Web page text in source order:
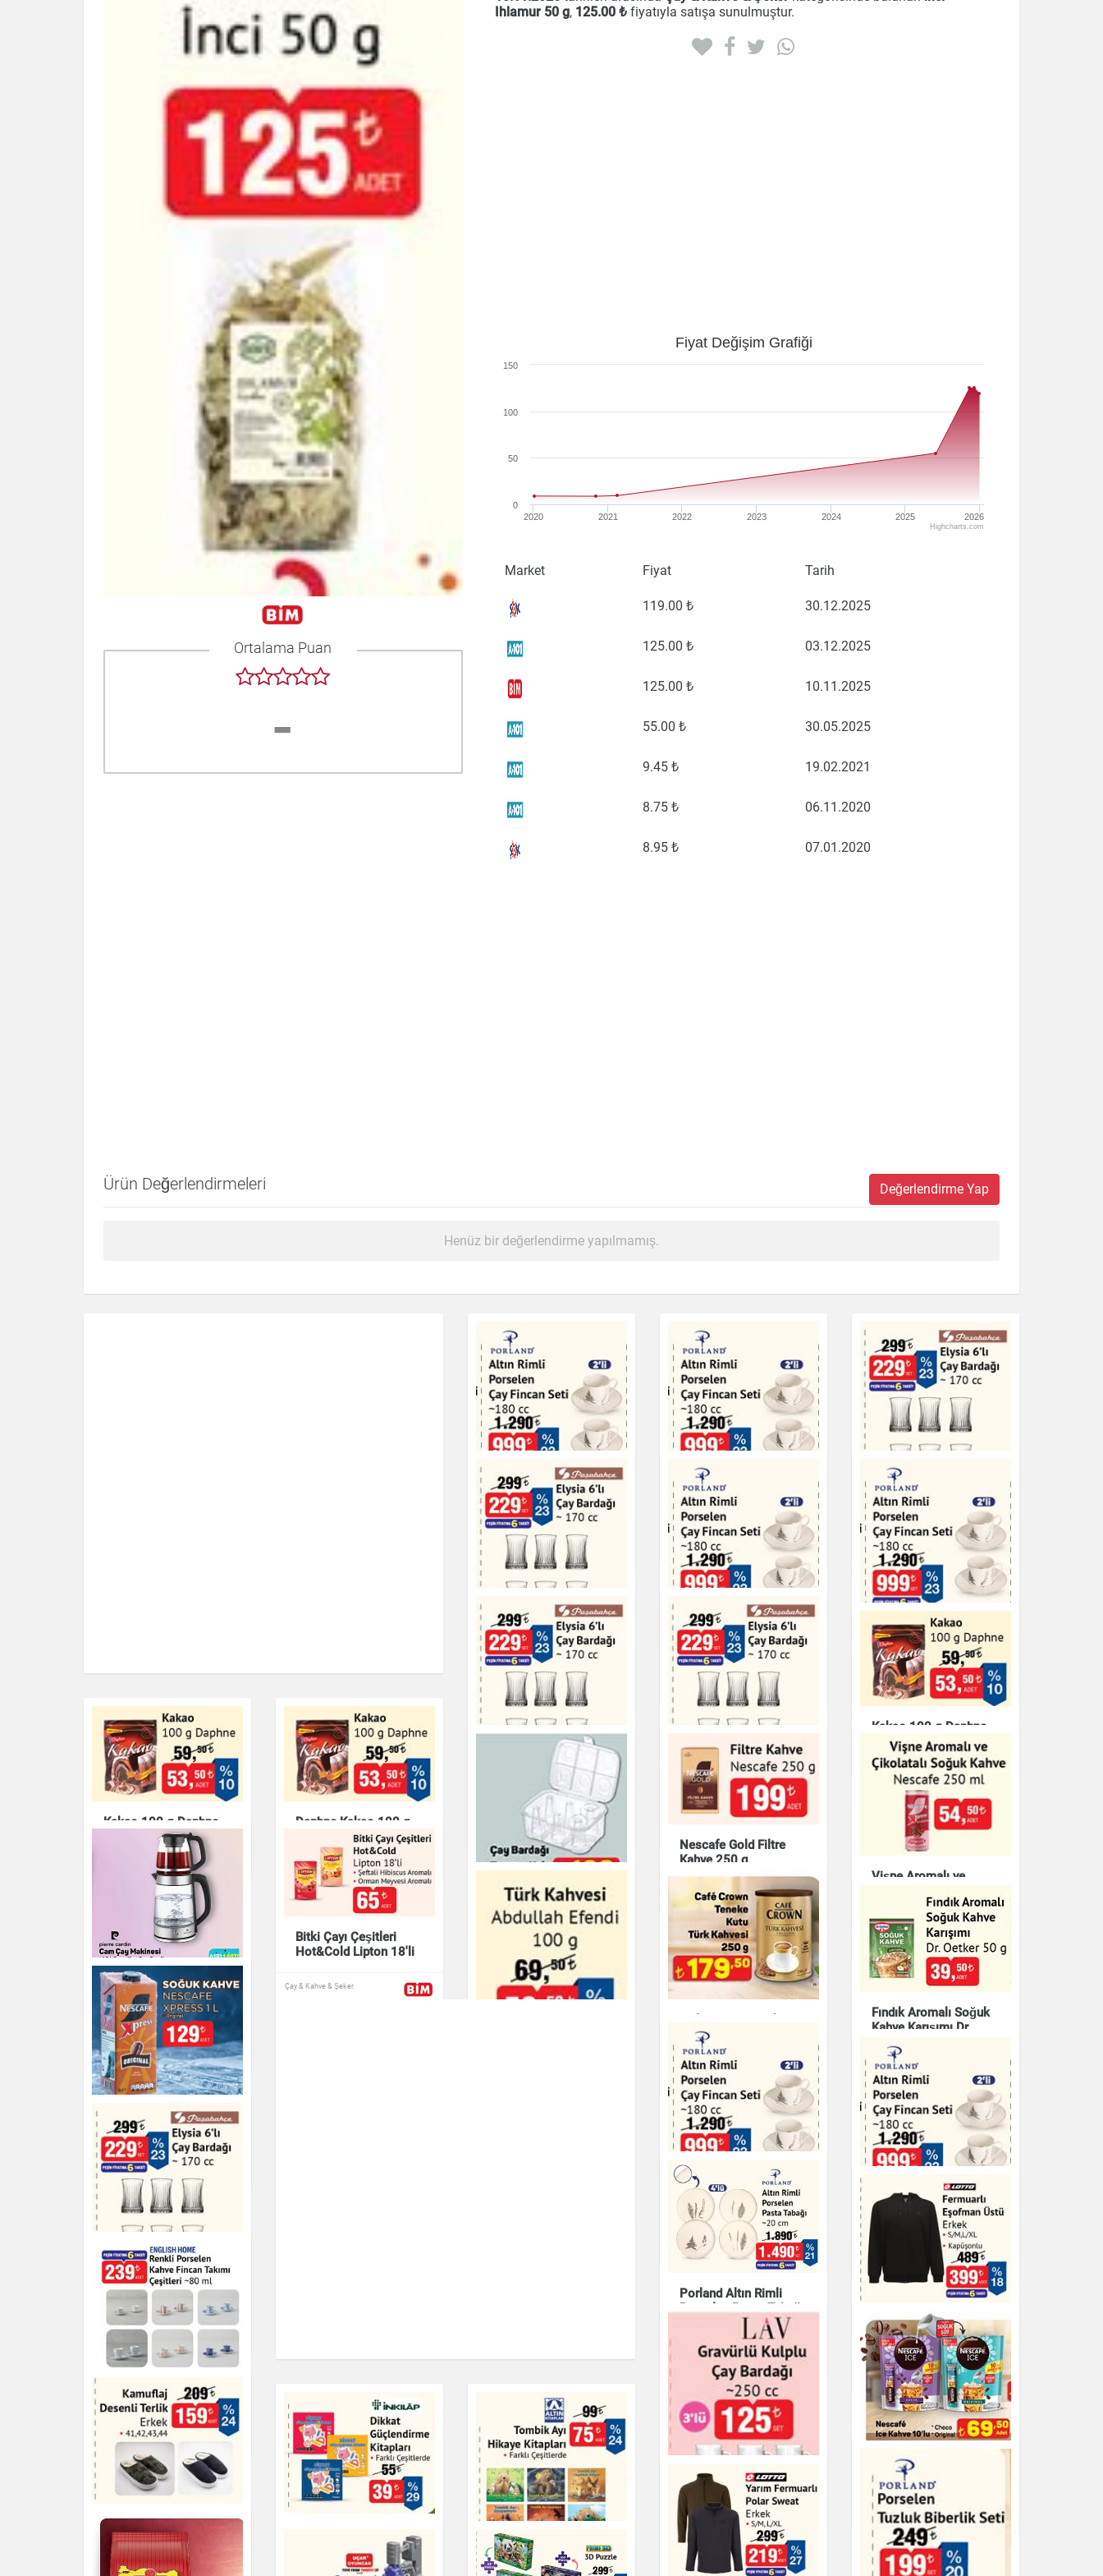
Ortalama Puan
-
Ihlamur 50 g, 125.00 ₺fiyatıyla satışa sunulmuştur.
Fiyat Değişim Grafiği
2020 2021 2022 2023 2024 2025 2026
0
50
100
150
Highcharts.com
Market Fiyat Tarih
119.00 ₺ 30.12.2025
125.00 ₺ 03.12.2025
125.00 ₺ 10.11.2025
55.00 ₺ 30.05.2025
9.45 ₺ 19.02.2021
8.75 ₺ 06.11.2020
8.95 ₺ 07.01.2020
Ürün Değerlendirmeleri Değerlendirme Yap
Henüz bir değerlendirme yapılmamış.
Altın Rimli Porselen
Çay Fincan Seti 180 cc
Çay & Kahve & Şeker
Altın Rimli Porselen
Çay Fincan Seti 180 cc
Çay & Kahve & Şeker
Elysia 6'lı Çay Bardağı -
170 cc
Çay & Kahve & Şeker
Elysia 6'lı Çay Bardağı -
170 cc
Çay & Kahve & Şeker
Altın Rimli Porselen
Çay Fincan Seti
Çay & Kahve & Şeker
Porland Altın Rimli
Porselen Çay Fincan
Seti
Çay & Kahve & Şeker
Paşabahçe Elysia 6'lı
Çay Bardağı 170 cc
Çay & Kahve & Şeker
Elysia 6'lı Çay Bardağı -
170 cc
Kakao 100 g Daphne
Çay & Kahve & Şeker
Kakao 100 g Daphne
Çay & Kahve & Şeker
Daphne Kakao 100 g
Çay & Kahve & Şeker
Çay Bardağı Taşıma
Kabı
Çay & Kahve & Şeker
Nescafe Gold Filtre
Kahve 250 g
Çay & Kahve & Şeker
Vişne Aromalı ve
Nescafe 250 ml
Çay & Kahve & Şeker
Pierre Cardin Cam Çay
Makinesi
Çay & Kahve & Şeker
Bitki Çayı Çeşitleri
Hot&Cold Lipton 18'li
Çay & Kahve & Şeker
Kutu Türk Kahvesi 250
g
Çay & Kahve & Şeker
Fındık Aromalı Soğuk
Kahve Karışımı Dr.
Oetker 50 g
Çay & Kahve & Şeker
NESCAFÉ XPRESS 1 L
Original
Çay & Kahve & Şeker
Altın Rimli Porselen
Çay Fincan Seti 180 cc
Çay & Kahve & Şeker
Altın Rimli Porselen
Çay Fincan Seti 180 cc
Çay & Kahve & Şeker
Elysia 6'lı Çay Bardağı -
170 cc
Çay & Kahve & Şeker
Porland Altın Rimli
Porselen Pasta Tabağı
Mutfak Ürünleri
Fermuarlı Eşofman
Üstü Erkek
Giyim
Renkli Porselen Kahve
Fincan Takımı
Çay & Kahve & Şeker
LAV Gravürlü Kulplu
Çay Bardağı 3'lü 250
cc
Çay & Kahve & Şeker
Nescafé Ice Kahve
10'lu
Çay & Kahve & Şeker
Kamuflaj Desenli Terlik
Erkek
Ayakkabı
Tombik Ayı Hikaye